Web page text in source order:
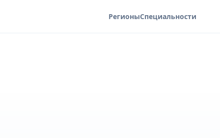
РегионыСпециальности